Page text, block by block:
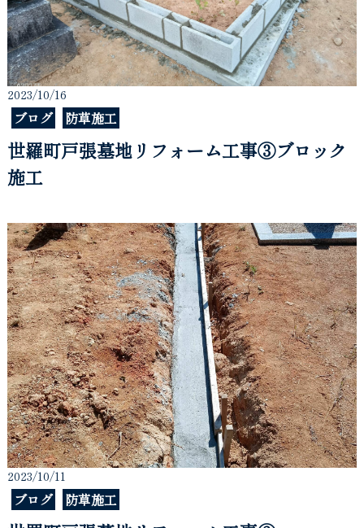
2023/10/16
ブログ 防草施工
世羅町戸張墓地リフォーム工事③ブロック
施工
2023/10/11
ブログ 防草施工